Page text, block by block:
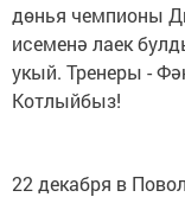
дөнья чемпионы
исеменә лаек
укый. Тренеры -
Котлыйбыз!
22 декабря в